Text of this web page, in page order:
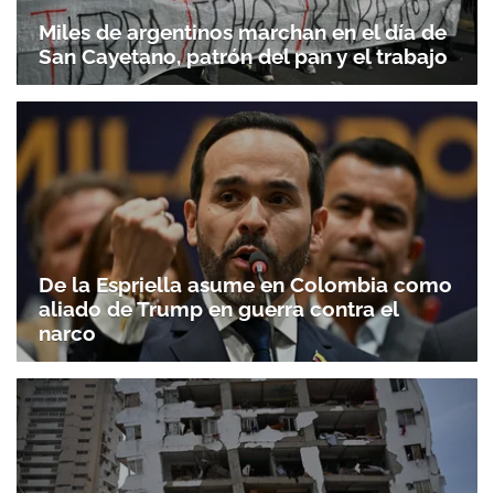
Miles de argentinos marchan en el día de
San Cayetano, patrón del pan y el trabajo
De la Espriella asume en Colombia como
aliado de Trump en guerra contra el
narco